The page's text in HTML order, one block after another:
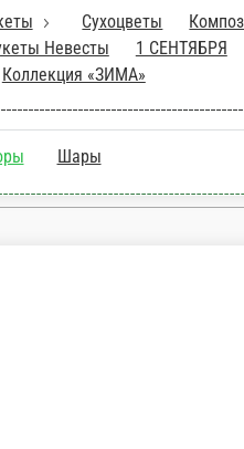
Наши Букеты
Эксклюзив под заказ
Коллекция ДЕНЬ